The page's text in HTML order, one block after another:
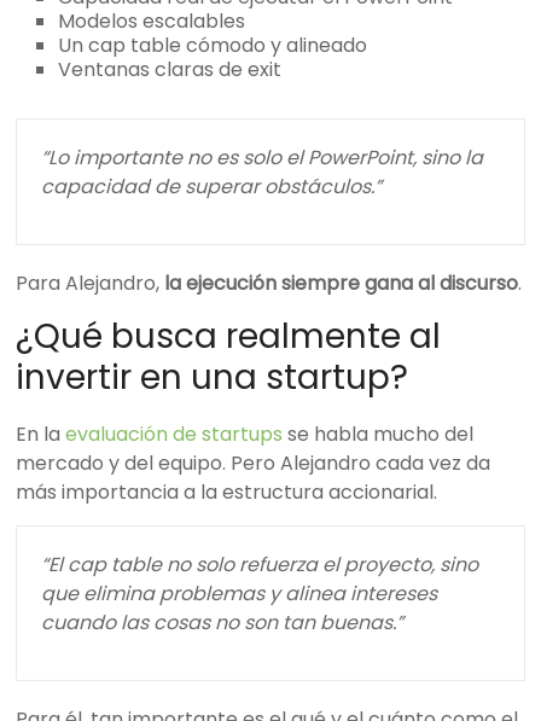
Modelos escalables
Un cap table cómodo y alineado
Ventanas claras de exit
“Lo importante no es solo el PowerPoint, sino la
capacidad de superar obstáculos.”
Para Alejandro, la ejecución siempre gana al discurso.
¿Qué busca realmente al
invertir en una startup?
En laevaluación de startups se habla mucho del
mercado y del equipo. Pero Alejandro cada vez da
más importancia a la estructura accionarial.
“El cap table no solo refuerza el proyecto, sino
que elimina problemas y alinea intereses
cuando las cosas no son tan buenas.”